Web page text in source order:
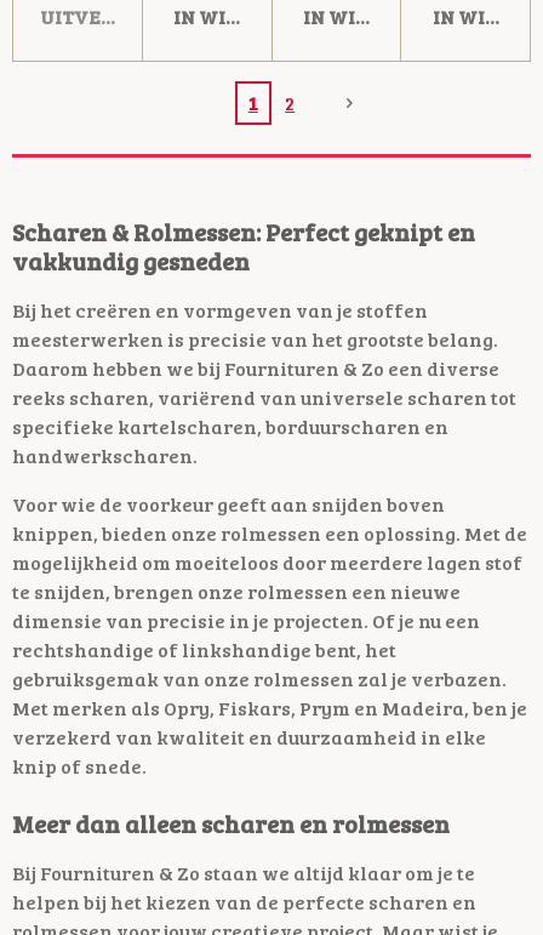
UITVERKOCHTIN WINKELWAGENIN WINKELWAGEN
IN
1 2
Scharen & Rolmessen: Perfect geknipt en
vakkundig gesneden
Bij het creëren en vormgeven van je stoffen
meesterwerken is precisie van het grootste belang.
Daarom hebben we bij Fournituren & Zo een diverse
reeks scharen, variërend van universele scharen tot
specifieke kartelscharen, borduurscharen en
handwerkscharen.
Voor wie de voorkeur geeft aan snijden boven
knippen, bieden onze rolmessen een oplossing. Met de
mogelijkheid om moeiteloos door meerdere lagen stof
te snijden, brengen onze rolmessen een nieuwe
dimensie van precisie in je projecten. Of je nu een
rechtshandige of linkshandige bent, het
gebruiksgemak van onze rolmessen zal je verbazen.
Met merken als Opry, Fiskars, Prym en Madeira, ben je
verzekerd van kwaliteit en duurzaamheid in elke
knip of snede.
Meer dan alleen scharen en rolmessen
Bij Fournituren & Zo staan we altijd klaar om je te
helpen bij het kiezen van de perfecte scharen en